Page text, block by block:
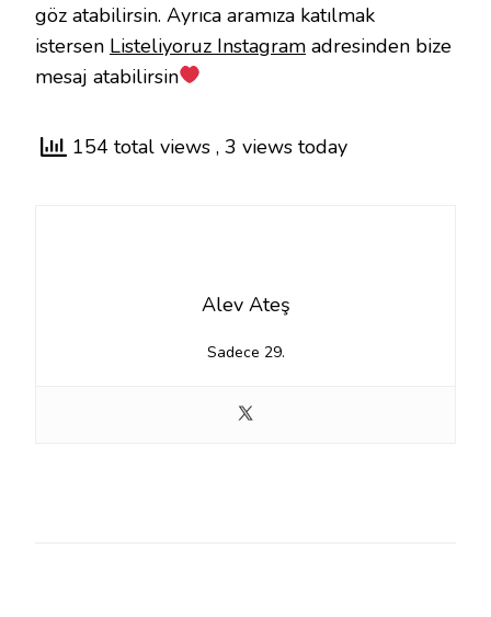
göz atabilirsin. Ayrıca aramıza katılmak
istersen Listeliyoruz Instagram adresinden bize
mesaj atabilirsin
154 total views , 3 views today
Alev Ateş
Sadece 29.